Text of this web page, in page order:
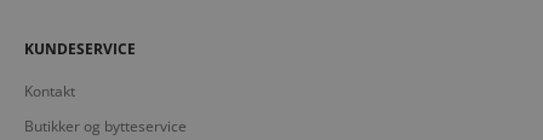
KUNDESERVICE
Kontakt
Butikker og bytteservice